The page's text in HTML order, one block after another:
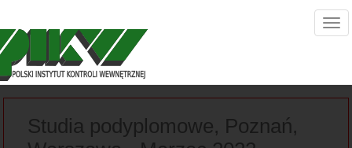
Studia podyplomowe, Poznań,